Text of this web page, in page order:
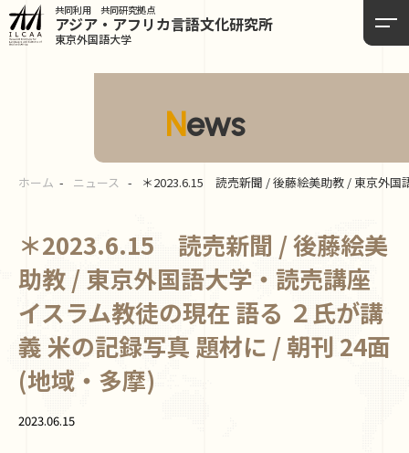
共同利用 共同研究拠点
アジア・アフリカ言語文化研究所
東京外国語大学
News
ホーム ニュース ＊2023.6.15 読売新聞 / 後藤絵美助教 / 東京外国
＊2023.6.15 読売新聞 / 後藤絵美
助教 / 東京外国語大学・読売講座
イスラム教徒の現在 語る ２氏が講
義 米の記録写真 題材に / 朝刊 24面
(地域・多摩)
2023.06.15